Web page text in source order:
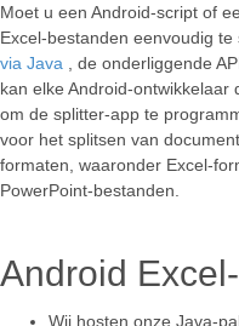
Moet u een Android-script of
Excel-bestanden eenvoudig te
via Java , de onderliggende
kan elke Android-ontwikkelaar
om de splitter-app te
voor het splitsen van
formaten, waaronder Excel-
PowerPoint-bestanden.
Android
Wij hosten onze Java-